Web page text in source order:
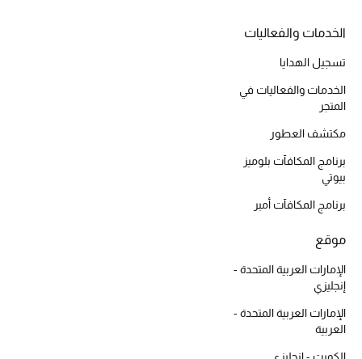
أحذية مختارة
خصومات
الجديد في عالم الجمال
الخدمات والفعاليات
تسجيل الهدايا
الخدمات والفعاليات في
المتجر
مكتشف العطور
برنامج المكافآت بلوميز
بيوتي
برنامج المكافآت أمبر
موقع
الإمارات العربية المتحدة -
إنجليزي
الإمارات العربية المتحدة -
العربية